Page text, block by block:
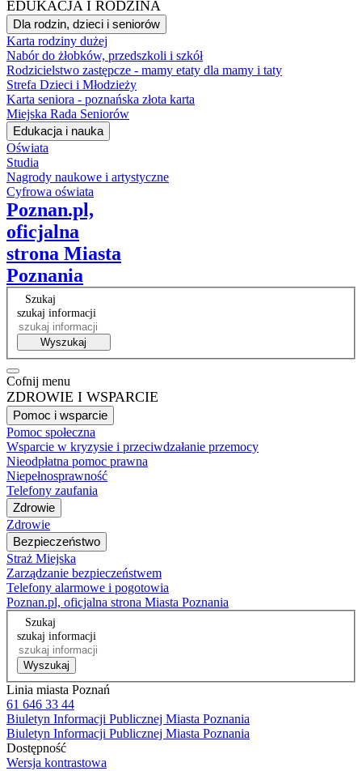
EDUKACJA I RODZINA
Dla rodzin, dzieci i seniorów
Karta rodziny dużej
Nabór do żłobków, przedszkoli i szkół
Rodzicielstwo zastępcze - mamy etaty dla mamy i taty
Strefa Dzieci i Młodzieży
Karta seniora - poznańska złota karta
Miejska Rada Seniorów
Edukacja i nauka
Oświata
Studia
Nagrody naukowe i artystyczne
Cyfrowa oświata
Poznan.pl,
oficjalna
strona Miasta
Poznania
Szukaj
szukaj informacji
Wyszukaj
Cofnij menu
ZDROWIE I WSPARCIE
Pomoc i wsparcie
Pomoc społeczna
Wsparcie w kryzysie i przeciwdzałanie przemocy
Nieodpłatna pomoc prawna
Niepełnosprawność
Telefony zaufania
Zdrowie
Zdrowie
Bezpieczeństwo
Straż Miejska
Zarządzanie bezpieczeństwem
Telefony alarmowe i pogotowia
Poznan.pl, oficjalna strona Miasta Poznania
Szukaj
szukaj informacji
Wyszukaj
Linia miasta Poznań
61 646 33 44
Biuletyn Informacji Publicznej Miasta Poznania
Biuletyn Informacji Publicznej Miasta Poznania
Dostępność
Wersja kontrastowa